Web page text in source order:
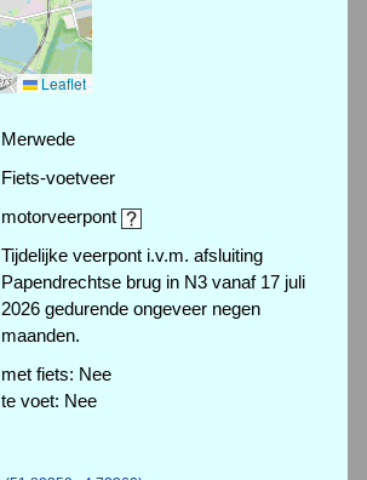
Leaflet
Merwede
Fiets-voetveer
motorveerpont
Tijdelijke veerpont i.v.m. afsluiting
Papendrechtse brug in N3 vanaf 17 juli
2026 gedurende ongeveer negen
maanden.
met fiets: Nee
te voet: Nee